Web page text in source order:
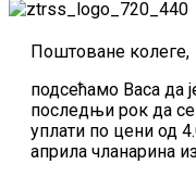
Поштоване колеге,
подсећамо Васа да
последњи рок да
уплати по цени од
априла чланарина